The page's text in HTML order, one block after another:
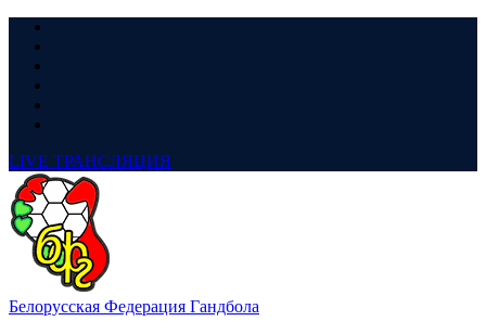
LIVE ТРАНСЛЯЦИЯ
Белорусская Федерация Гандбола